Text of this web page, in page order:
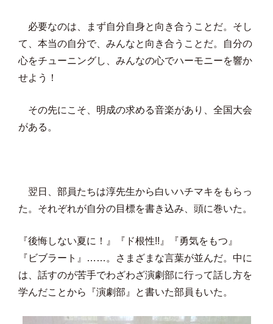
必要なのは、まず自分自身と向き合うことだ。そし
て、本当の自分で、みんなと向き合うことだ。自分の
心をチューニングし、みんなの心でハーモニーを響か
せよう！
その先にこそ、明成の求める音楽があり、全国大会
がある。
翌日、部員たちは淳先生から白いハチマキをもらっ
た。それぞれが自分の目標を書き込み、頭に巻いた。
『後悔しない夏に！』『ド根性!!』『勇気をもつ』
『ビブラート』……。さまざまな言葉が並んだ。中に
は、話すのが苦手でわざわざ演劇部に行って話し方を
学んだことから『演劇部』と書いた部員もいた。